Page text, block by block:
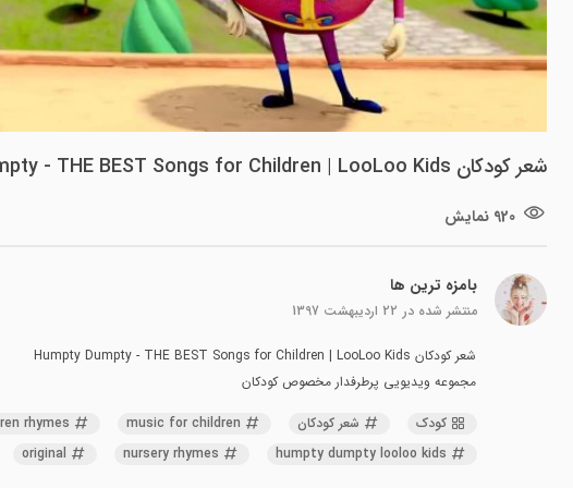
ویدیو
شعر کودکان Humpty Dumpty - THE BEST Songs for Children | LooLoo Kids
920 نمایش
بامزه ترین ها
منتشر شده در 22 اردیبهشت 1397
شعر کودکان Humpty Dumpty - THE BEST Songs for Children | LooLoo Kids
مجموعه ویدیویی پرطرفدار مخصوص کودکان
کودک
شعر کودکان music for children
rhymes
humpty dumpty looloo kids
nursery rhymes
original